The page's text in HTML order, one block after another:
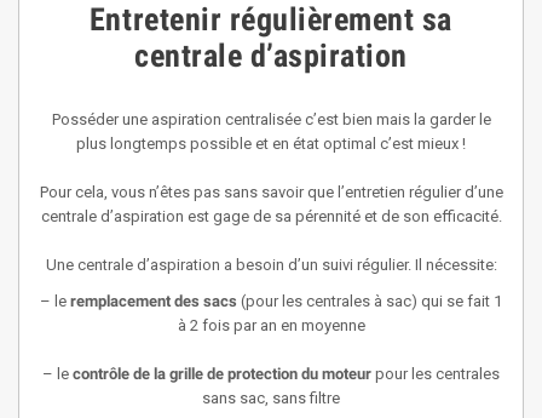
Entretenir régulièrement sa
centrale d’aspiration
Posséder une aspiration centralisée c’est bien mais la garder le
plus longtemps possible et en état optimal c’est mieux !
Pour cela, vous n’êtes pas sans savoir que l’entretien régulier d’une
centrale d’aspiration est gage de sa pérennité et de son efficacité.
Une centrale d’aspiration a besoin d’un suivi régulier. Il nécessite:
– le remplacement des sacs (pour les centrales à sac) qui se fait 1
à 2 fois par an en moyenne
– le contrôle de la grille de protection du moteur pour les centrales
sans sac, sans filtre